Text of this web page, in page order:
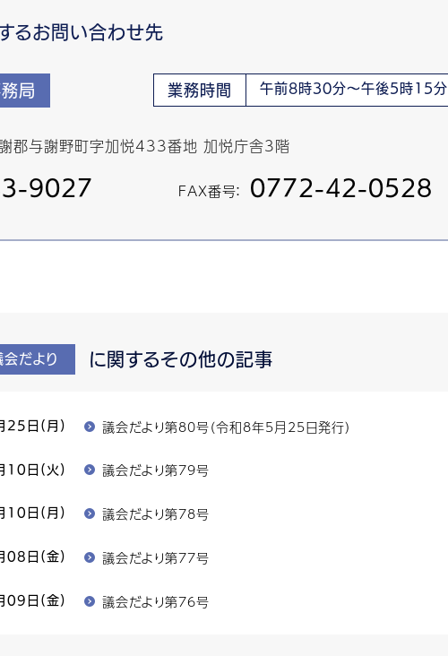
るお問い合わせ先
局 業務時間 午前8時30分～午後5時15分
郡与謝野町字加悦433番地 加悦庁舎3階
9027 FAX番号： 0772-42-0528
会だより に関するその他の記事
25日(月) 議会だより第80号（令和8年5月25日発行）
10日(火) 議会だより第79号
10日(月) 議会だより第78号
08日(金) 議会だより第77号
09日(金) 議会だより第76号